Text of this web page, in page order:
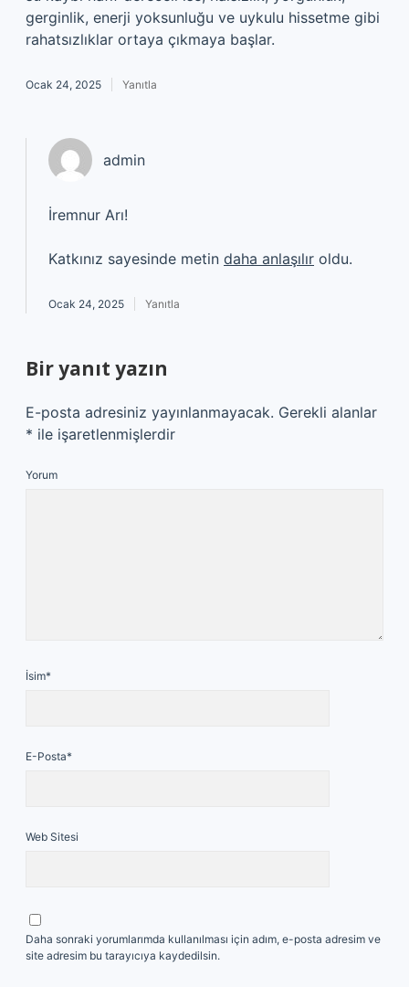
gerginlik, enerji yoksunluğu ve uykulu hissetme gibi
rahatsızlıklar ortaya çıkmaya başlar.
Ocak 24, 2025 Yanıtla
admin
İremnur Arı!
Katkınız sayesinde metin daha anlaşılır oldu.
Ocak 24, 2025 Yanıtla
Bir yanıt yazın
E-posta adresiniz yayınlanmayacak. Gerekli alanlar
* ile işaretlenmişlerdir
Yorum
İsim*
E-Posta*
Web Sitesi
Daha sonraki yorumlarımda kullanılması için adım, e-posta adresim ve
site adresim bu tarayıcıya kaydedilsin.